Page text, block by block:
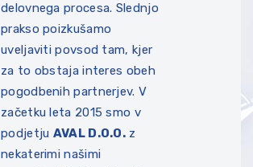
delovnega procesa. Slednjo
prakso poizkušamo
uveljaviti povsod tam, kjer
za to obstaja interes obeh
pogodbenih partnerjev. V
začetku leta 2015 smo v
podjetju AVAL D.O.O. z
nekaterimi našimi